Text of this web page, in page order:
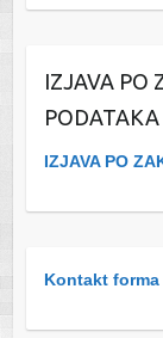
IZJAVA PO
PODATAKA
IZJAVA PO
Kontakt